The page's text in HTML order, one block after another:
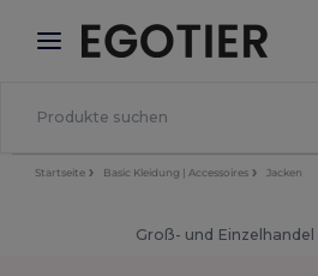
× Egotier App
Bessere Preise in der App!
Startseite Basic Kleidung | Accessoires Jacken
Groß- und Einzelhandel